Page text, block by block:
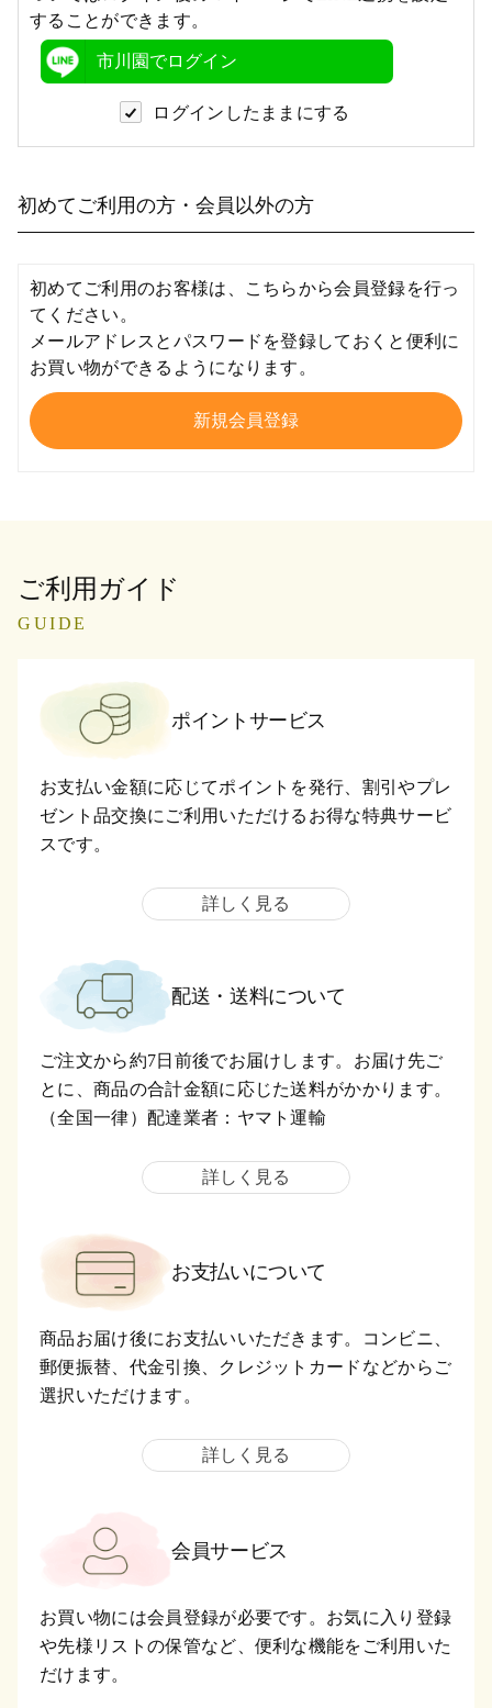
することができます。
市川園でログイン
ログインしたままにする
初めてご利用の方・会員以外の方
初めてご利用のお客様は、こちらから会員登録を行っ
てください。
メールアドレスとパスワードを登録しておくと便利に
お買い物ができるようになります。
ご利用ガイド
GUIDE
ポイントサービス
お支払い金額に応じてポイントを発行、割引やプレ
ゼント品交換にご利用いただけるお得な特典サービ
スです。
詳しく見る
配送・送料について
ご注文から約7日前後でお届けします。お届け先ご
とに、商品の合計金額に応じた送料がかかります。
（全国一律）配達業者：ヤマト運輸
詳しく見る
お支払いについて
商品お届け後にお支払いいただきます。コンビニ、
郵便振替、代金引換、クレジットカードなどからご
選択いただけます。
詳しく見る
会員サービス
お買い物には会員登録が必要です。お気に入り登録
や先様リストの保管など、便利な機能をご利用いた
だけます。